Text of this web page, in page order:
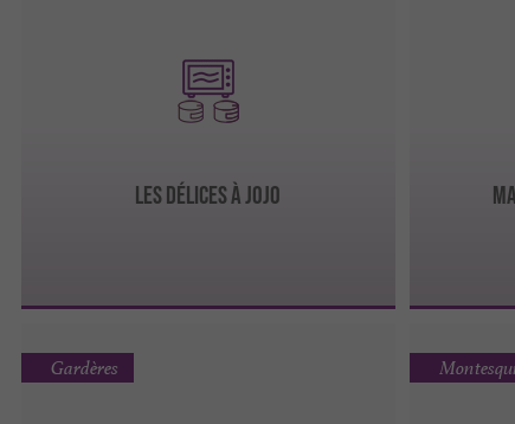
LES DÉLICES À JOJO
Gardères